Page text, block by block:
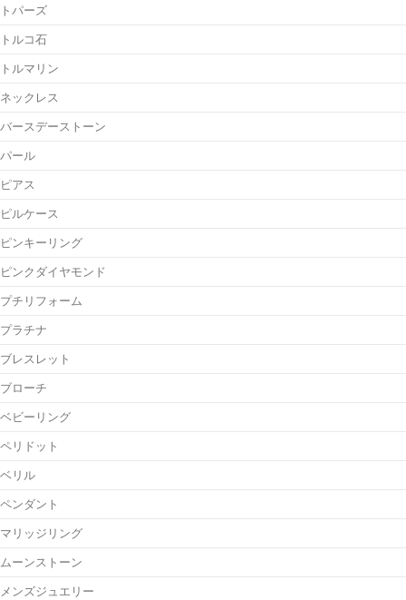
トパーズ
トルコ石
トルマリン
ネックレス
バースデーストーン
パール
ピアス
ピルケース
ピンキーリング
ピンクダイヤモンド
プチリフォーム
プラチナ
ブレスレット
ブローチ
ベビーリング
ペリドット
ベリル
ペンダント
マリッジリング
ムーンストーン
メンズジュエリー